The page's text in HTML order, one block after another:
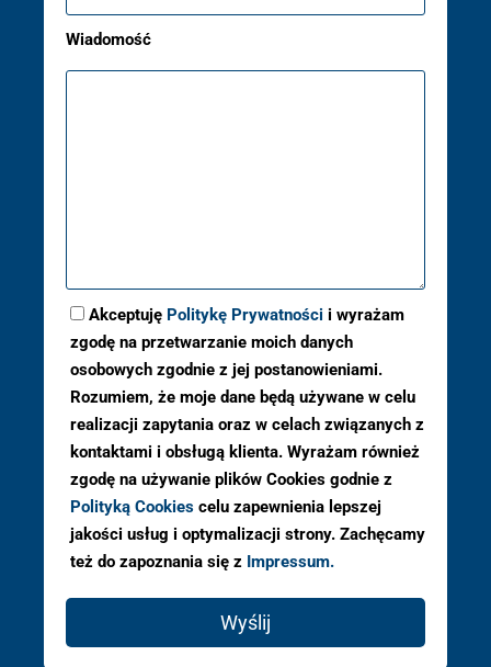
Wiadomość
Akceptuję Politykę Prywatności i wyrażam
zgodę na przetwarzanie moich danych
osobowych zgodnie z jej postanowieniami.
Rozumiem, że moje dane będą używane w celu
realizacji zapytania oraz w celach związanych z
kontaktami i obsługą klienta. Wyrażam również
zgodę na używanie plików Cookies godnie z
Polityką Cookies celu zapewnienia lepszej
jakości usług i optymalizacji strony. Zachęcamy
też do zapoznania się z Impressum.
Wyślij